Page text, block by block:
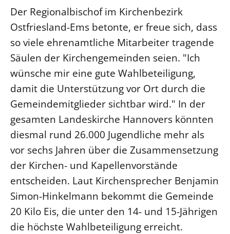
Der Regionalbischof im Kirchenbezirk
Ostfriesland-Ems betonte, er freue sich, dass
so viele ehrenamtliche Mitarbeiter tragende
Säulen der Kirchengemeinden seien. "Ich
wünsche mir eine gute Wahlbeteiligung,
damit die Unterstützung vor Ort durch die
Gemeindemitglieder sichtbar wird." In der
gesamten Landeskirche Hannovers könnten
diesmal rund 26.000 Jugendliche mehr als
vor sechs Jahren über die Zusammensetzung
der Kirchen- und Kapellenvorstände
entscheiden. Laut Kirchensprecher Benjamin
Simon-Hinkelmann bekommt die Gemeinde
20 Kilo Eis, die unter den 14- und 15-Jährigen
die höchste Wahlbeteiligung erreicht.
Hintergrund
Beruf
Freie Stellen
BIBLIOTHEK & ARCHIV
SERVICE
Älterwerden im Pfarrberuf
Beteiligungsverfahren
Beschwerdestellen
Ephoralbüro
Finanzplanung